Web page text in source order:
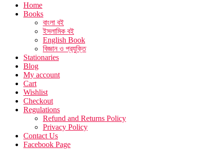
Home
Books
বাংলা বই
ইসলামিক বই
English Book
বিজ্ঞান ও প্রযুক্তি
Stationaries
Blog
My account
Cart
Wishlist
Checkout
Regulations
Refund and Returns Policy
Privacy Policy
Contact Us
Facebook Page